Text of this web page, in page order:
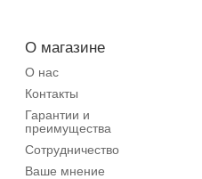
О магазине
О нас
Контакты
Гарантии и
преимущества
Сотрудничество
Ваше мнение